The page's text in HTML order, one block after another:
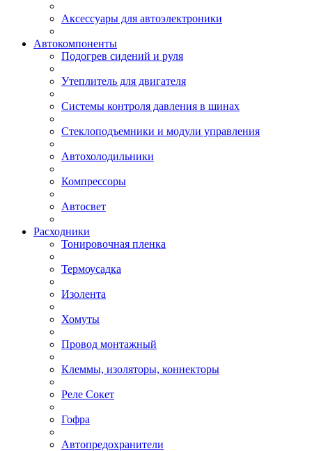
Аксессуары для автоэлектроники
Автокомпоненты
Подогрев сидений и руля
Утеплитель для двигателя
Системы контроля давления в шинах
Стеклоподъемники и модули управления
Автохолодильники
Компрессоры
Автосвет
Расходники
Тонировочная пленка
Термоусадка
Изолента
Хомуты
Провод монтажный
Клеммы, изоляторы, коннекторы
Реле Сокет
Гофра
Автопредохранители